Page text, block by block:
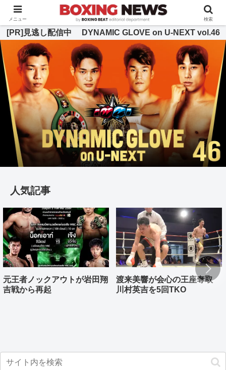
BOXING BEAT [ボクシング・ビート] 公式サイト
[PR]見逃し配信中 DYNAMIC GLOVE on U-NEXT vol.46
人気記事
元王者ノックアウトが岩田翔
吉戦から再起
渡来美響が会心の王座奪取
川村英吉を5回TKO
メニュー 検索